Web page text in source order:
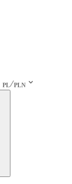
PL PLN